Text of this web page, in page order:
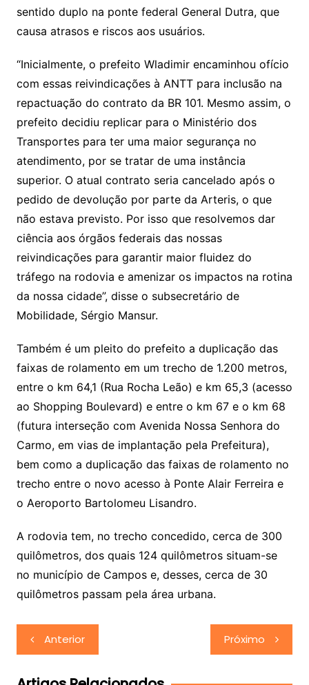
sentido duplo na ponte federal General Dutra, que
causa atrasos e riscos aos usuários.
“Inicialmente, o prefeito Wladimir encaminhou ofício
com essas reivindicações à ANTT para inclusão na
repactuação do contrato da BR 101. Mesmo assim, o
prefeito decidiu replicar para o Ministério dos
Transportes para ter uma maior segurança no
atendimento, por se tratar de uma instância
superior. O atual contrato seria cancelado após o
pedido de devolução por parte da Arteris, o que
não estava previsto. Por isso que resolvemos dar
ciência aos órgãos federais das nossas
reivindicações para garantir maior fluidez do
tráfego na rodovia e amenizar os impactos na rotina
da nossa cidade”, disse o subsecretário de
Mobilidade, Sérgio Mansur.
Também é um pleito do prefeito a duplicação das
faixas de rolamento em um trecho de 1.200 metros,
entre o km 64,1 (Rua Rocha Leão) e km 65,3 (acesso
ao Shopping Boulevard) e entre o km 67 e o km 68
(futura interseção com Avenida Nossa Senhora do
Carmo, em vias de implantação pela Prefeitura),
bem como a duplicação das faixas de rolamento no
trecho entre o novo acesso à Ponte Alair Ferreira e
o Aeroporto Bartolomeu Lisandro.
A rodovia tem, no trecho concedido, cerca de 300
quilômetros, dos quais 124 quilômetros situam-se
no município de Campos e, desses, cerca de 30
quilômetros passam pela área urbana.
Navegação
de
Post
Anterior Próximo